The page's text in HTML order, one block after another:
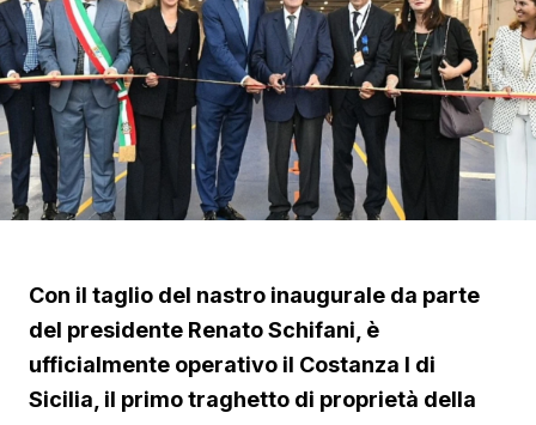
Con il taglio del nastro inaugurale da parte
del presidente Renato Schifani, è
ufficialmente operativo il Costanza I di
Sicilia, il primo traghetto di proprietà della